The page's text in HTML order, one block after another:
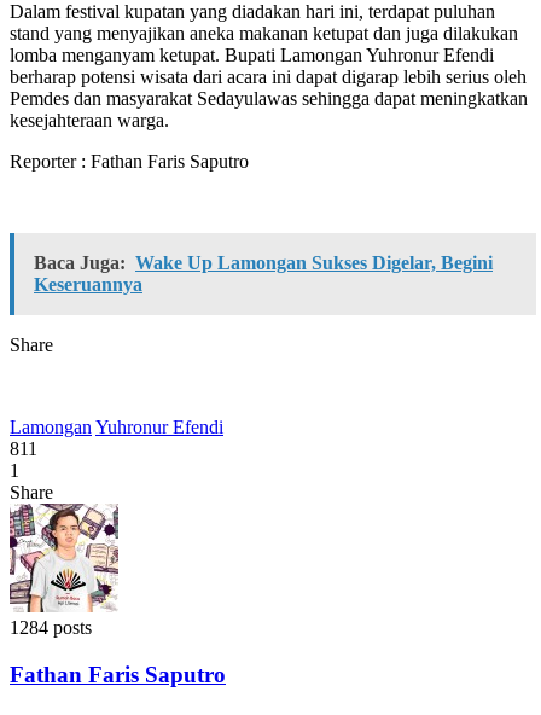
Dalam festival kupatan yang diadakan hari ini, terdapat puluhan
stand yang menyajikan aneka makanan ketupat dan juga dilakukan
lomba menganyam ketupat. Bupati Lamongan Yuhronur Efendi
berharap potensi wisata dari acara ini dapat digarap lebih serius oleh
Pemdes dan masyarakat Sedayulawas sehingga dapat meningkatkan
kesejahteraan warga.
Reporter : Fathan Faris Saputro
Baca Juga: Wake Up Lamongan Sukses Digelar, Begini
Keseruannya
Share
Lamongan Yuhronur Efendi
811
1
Share
1284 posts
Fathan Faris Saputro